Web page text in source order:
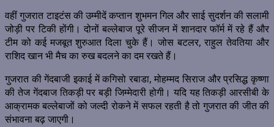
वहीं गुजरात टाइटंस की उम्मीदें कप्तान शुभमन गिल और साई सुदर्शन की सलामी
जोड़ी पर टिकी होंगी। दोनों बल्लेबाज पूरे सीजन में शानदार फॉर्म में रहे हैं और
टीम को कई मजबूत शुरुआत दिला चुके हैं। जोस बटलर, राहुल तेवतिया और
राशिद खान भी मैच का रुख बदलने का दम रखते हैं।
गुजरात की गेंदबाजी इकाई में कगिसो रबाडा, मोहम्मद सिराज और प्रसिद्ध कृष्णा
की तेज गेंदबाज तिकड़ी पर बड़ी जिम्मेदारी होगी। यदि यह तिकड़ी आरसीबी के
आक्रामक बल्लेबाजों को जल्दी रोकने में सफल रहती है तो गुजरात की जीत की
संभावना बढ़ जाएगी।